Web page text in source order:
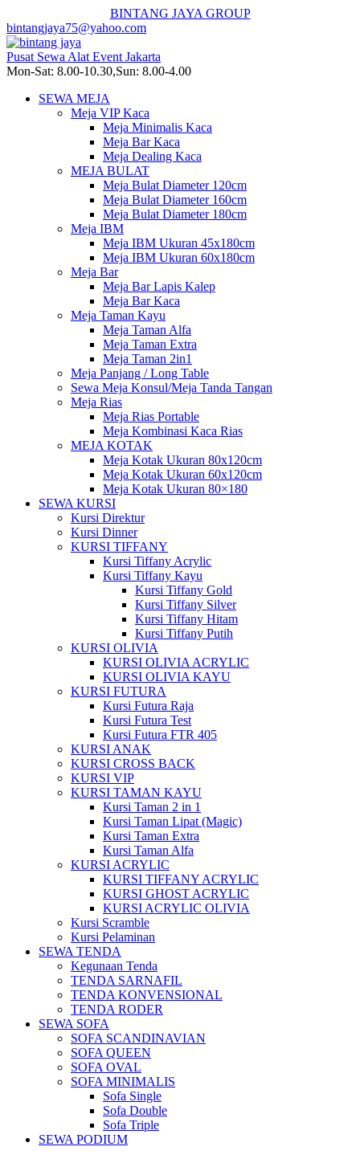
BINTANG JAYA GROUP
bintangjaya75@yahoo.com
Pusat Sewa Alat Event Jakarta
Mon-Sat: 8.00-10.30,Sun: 8.00-4.00
SEWA MEJA
Meja VIP Kaca
Meja Minimalis Kaca
Meja Bar Kaca
Meja Dealing Kaca
MEJA BULAT
Meja Bulat Diameter 120cm
Meja Bulat Diameter 160cm
Meja Bulat Diameter 180cm
Meja IBM
Meja IBM Ukuran 45x180cm
Meja IBM Ukuran 60x180cm
Meja Bar
Meja Bar Lapis Kalep
Meja Bar Kaca
Meja Taman Kayu
Meja Taman Alfa
Meja Taman Extra
Meja Taman 2in1
Meja Panjang / Long Table
Sewa Meja Konsul/Meja Tanda Tangan
Meja Rias
Meja Rias Portable
Meja Kombinasi Kaca Rias
MEJA KOTAK
Meja Kotak Ukuran 80x120cm
Meja Kotak Ukuran 60x120cm
Meja Kotak Ukuran 80×180
SEWA KURSI
Kursi Direktur
Kursi Dinner
KURSI TIFFANY
Kursi Tiffany Acrylic
Kursi Tiffany Kayu
Kursi Tiffany Gold
Kursi Tiffany Silver
Kursi Tiffany Hitam
Kursi Tiffany Putih
KURSI OLIVIA
KURSI OLIVIA ACRYLIC
KURSI OLIVIA KAYU
KURSI FUTURA
Kursi Futura Raja
Kursi Futura Test
Kursi Futura FTR 405
KURSI ANAK
KURSI CROSS BACK
KURSI VIP
KURSI TAMAN KAYU
Kursi Taman 2 in 1
Kursi Taman Lipat (Magic)
Kursi Taman Extra
Kursi Taman Alfa
KURSI ACRYLIC
KURSI TIFFANY ACRYLIC
KURSI GHOST ACRYLIC
KURSI ACRYLIC OLIVIA
Kursi Scramble
Kursi Pelaminan
SEWA TENDA
Kegunaan Tenda
TENDA SARNAFIL
TENDA KONVENSIONAL
TENDA RODER
SEWA SOFA
SOFA SCANDINAVIAN
SOFA QUEEN
SOFA OVAL
SOFA MINIMALIS
Sofa Single
Sofa Double
Sofa Triple
SEWA PODIUM